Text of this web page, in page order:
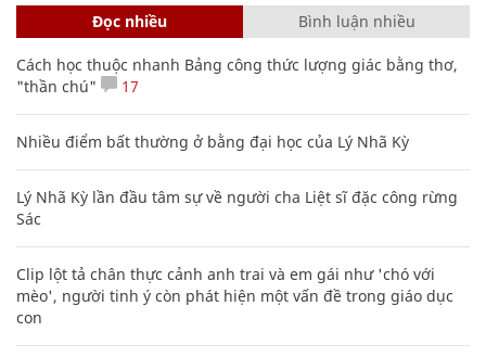
Đọc nhiều Bình luận nhiều
Cách học thuộc nhanh Bảng công thức lượng giác bằng thơ,
"thần chú"
17
Nhiều điểm bất thường ở bằng đại học của Lý Nhã Kỳ
Lý Nhã Kỳ lần đầu tâm sự về người cha Liệt sĩ đặc công rừng
Sác
Clip lột tả chân thực cảnh anh trai và em gái như 'chó với
mèo', người tinh ý còn phát hiện một vấn đề trong giáo dục
con